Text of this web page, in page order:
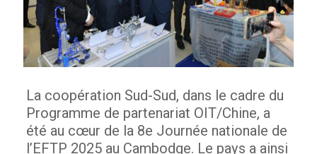
La coopération Sud-Sud, dans le cadre du
Programme de partenariat OIT/Chine, a
été au cœur de la 8e Journée nationale de
l’EFTP 2025 au Cambodge. Le pays a ainsi